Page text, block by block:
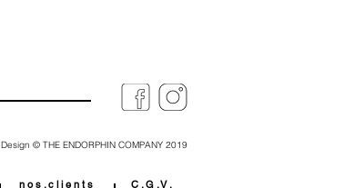
Design © THE ENDORPHIN COMPANY 2019
n o s . c l i e n t s C . G . V .